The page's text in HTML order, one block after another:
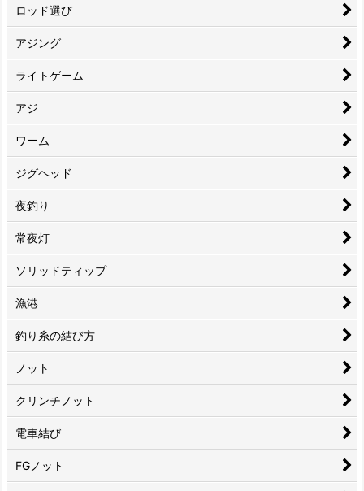
ロッド選び
アジング
ライトゲーム
アジ
ワーム
ジグヘッド
夜釣り
常夜灯
ソリッドティップ
漁港
釣り糸の結び方
ノット
クリンチノット
電車結び
FGノット